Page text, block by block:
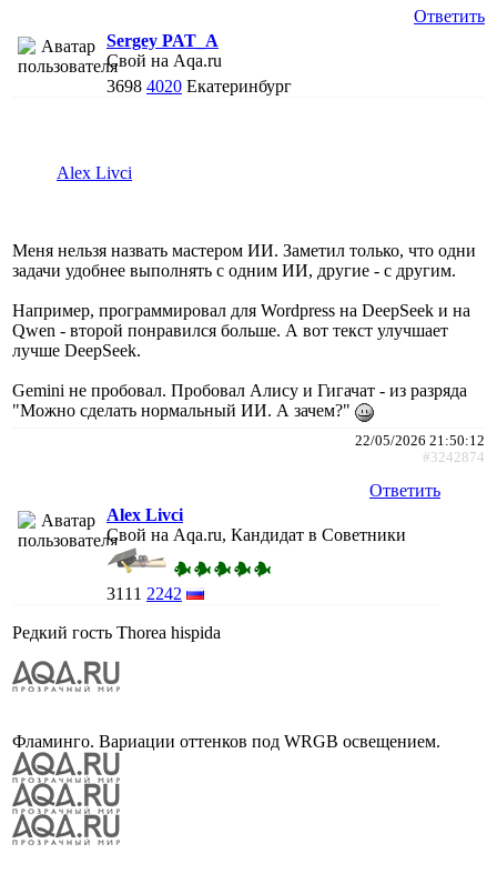
Ответить
Sergey PAT_A
Свой на Aqa.ru
3698 4020 Екатеринбург
Alex Livci
Меня нельзя назвать мастером ИИ. Заметил только, что одни
задачи удобнее выполнять с одним ИИ, другие - с другим.
Например, программировал для Wordpress на DeepSeek и на
Qwen - второй понравился больше. А вот текст улучшает
лучше DeepSeek.
Gemini не пробовал. Пробовал Алису и Гигачат - из разряда
"Можно сделать нормальный ИИ. А зачем?"
22/05/2026 21:50:12
#3242874
Ответить
Alex Livci
Свой на Aqa.ru, Кандидат в Советники
3111 2242
Редкий гость Thorea hispida
Фламинго. Вариации оттенков под WRGB освещением.